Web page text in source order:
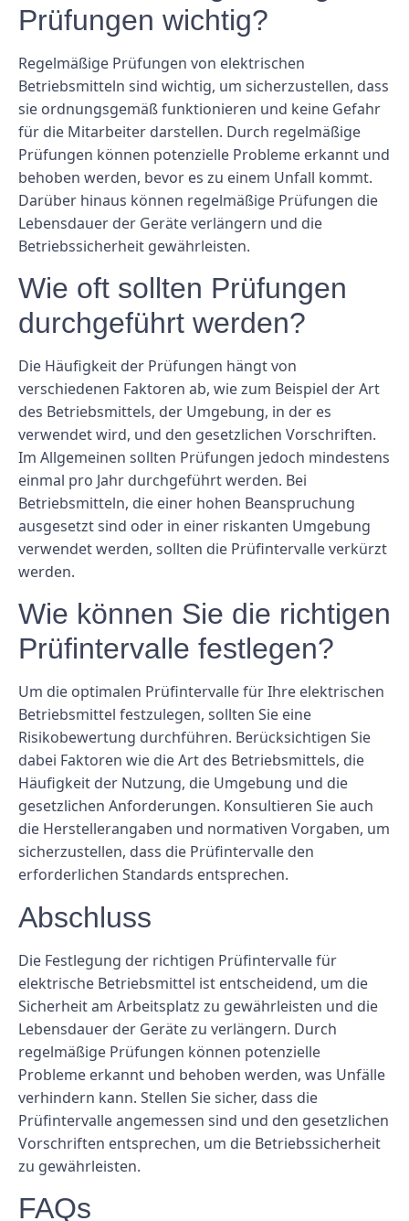
Prüfungen wichtig?
Regelmäßige Prüfungen von elektrischen
Betriebsmitteln sind wichtig, um sicherzustellen, dass
sie ordnungsgemäß funktionieren und keine Gefahr
für die Mitarbeiter darstellen. Durch regelmäßige
Prüfungen können potenzielle Probleme erkannt und
behoben werden, bevor es zu einem Unfall kommt.
Darüber hinaus können regelmäßige Prüfungen die
Lebensdauer der Geräte verlängern und die
Betriebssicherheit gewährleisten.
Wie oft sollten Prüfungen
durchgeführt werden?
Die Häufigkeit der Prüfungen hängt von
verschiedenen Faktoren ab, wie zum Beispiel der Art
des Betriebsmittels, der Umgebung, in der es
verwendet wird, und den gesetzlichen Vorschriften.
Im Allgemeinen sollten Prüfungen jedoch mindestens
einmal pro Jahr durchgeführt werden. Bei
Betriebsmitteln, die einer hohen Beanspruchung
ausgesetzt sind oder in einer riskanten Umgebung
verwendet werden, sollten die Prüfintervalle verkürzt
werden.
Wie können Sie die richtigen
Prüfintervalle festlegen?
Um die optimalen Prüfintervalle für Ihre elektrischen
Betriebsmittel festzulegen, sollten Sie eine
Risikobewertung durchführen. Berücksichtigen Sie
dabei Faktoren wie die Art des Betriebsmittels, die
Häufigkeit der Nutzung, die Umgebung und die
gesetzlichen Anforderungen. Konsultieren Sie auch
die Herstellerangaben und normativen Vorgaben, um
sicherzustellen, dass die Prüfintervalle den
erforderlichen Standards entsprechen.
Abschluss
Die Festlegung der richtigen Prüfintervalle für
elektrische Betriebsmittel ist entscheidend, um die
Sicherheit am Arbeitsplatz zu gewährleisten und die
Lebensdauer der Geräte zu verlängern. Durch
regelmäßige Prüfungen können potenzielle
Probleme erkannt und behoben werden, was Unfälle
verhindern kann. Stellen Sie sicher, dass die
Prüfintervalle angemessen sind und den gesetzlichen
Vorschriften entsprechen, um die Betriebssicherheit
zu gewährleisten.
FAQs